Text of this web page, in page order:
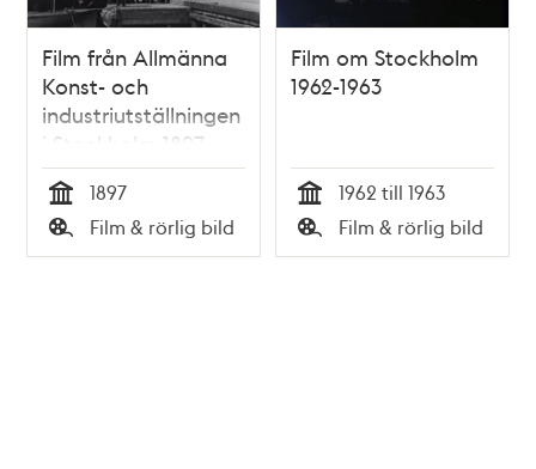
Film från Allmänna
Konst- och
industriutställningen
i Stockholm 1897
(Jubileumsutställningen)
Tid
1897
Typ
Film & rörlig bild
Film om Stockholm
1962-1963
Tid
1962 till 1963
Typ
Film & rörlig bild